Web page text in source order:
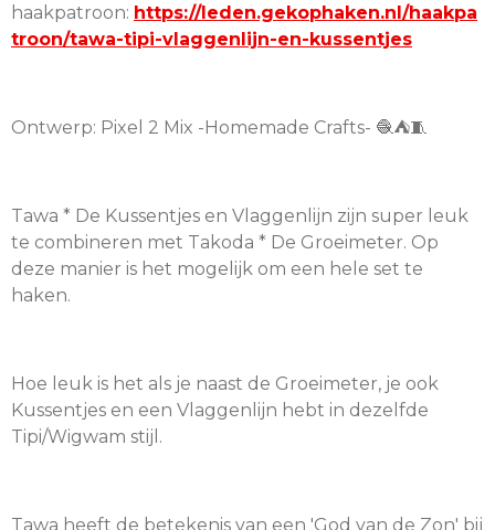
haakpatroon: https://leden.gekophaken.nl/haakpa
troon/tawa-tipi-vlaggenlijn-en-kussentjes
Ontwerp: Pixel 2 Mix -Homemade Crafts- 🧶⛺️🧵
Tawa * De Kussentjes en Vlaggenlijn zijn super leuk
te combineren met Takoda * De Groeimeter. Op
deze manier is het mogelijk om een hele set te
haken.
Hoe leuk is het als je naast de Groeimeter, je ook
Kussentjes en een Vlaggenlijn hebt in dezelfde
Tipi/Wigwam stijl.
Tawa heeft de betekenis van een 'God van de Zon' bij